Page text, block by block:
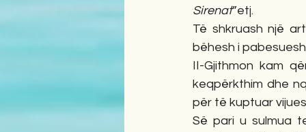
Sirenat”etj.
Të shkruash një
bëhesh i
II-Gjithmon kam
keqpërkthim dhe
për të kuptuar
Së pari u sulmua